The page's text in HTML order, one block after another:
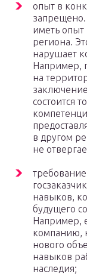
опыт в
запрещено.
иметь
региона.
нарушает
Например,
на
состоится
в другом
не
требование
навыков,
будущего
Например,
компанию,
нового
навыков
наследия;